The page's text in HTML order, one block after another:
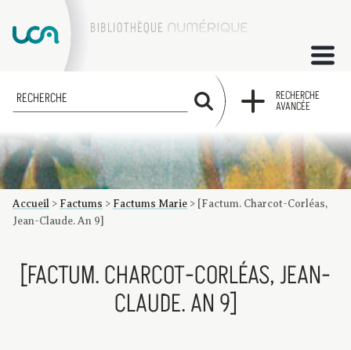
ACCUEIL
COLLECTIONS
FACTUMS
Les factums à la BU
Présentation du corpus de factums de la collection Marie
Bibliographie
Glossaire
Index de recherche
RECHERCHE
RECHERCHE
AVANCÉE
Accueil > Factums > Factums Marie > [Factum. Charcot-Corléas,
Jean-Claude. An 9]
[FACTUM. CHARCOT-CORLÉAS, JEAN-
CLAUDE. AN 9]